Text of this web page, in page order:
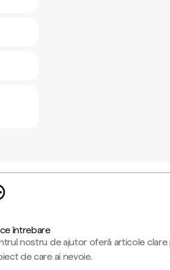
întrebare
nostru de ajutor oferă articole clare
de care ai nevoie.